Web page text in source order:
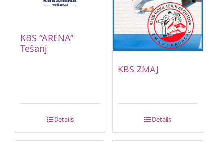
KBS “ARENA”
Tešanj
Details
KBS ZMAJ
Details